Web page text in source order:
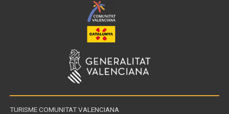
TURISME COMUNITAT VALENCIANA